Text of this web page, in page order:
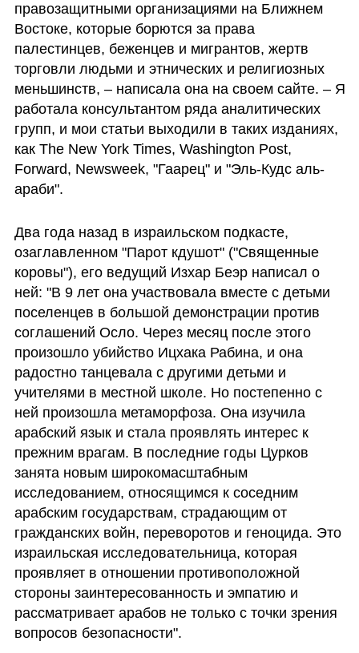
правозащитными организациями на Ближнем
Востоке, которые борются за права
палестинцев, беженцев и мигрантов, жертв
торговли людьми и этнических и религиозных
меньшинств, – написала она на своем сайте. – Я
работала консультантом ряда аналитических
групп, и мои статьи выходили в таких изданиях,
как The New York Times, Washington Post,
Forward, Newsweek, "Гаарец" и "Эль-Кудс аль-
араби".
Два года назад в израильском подкасте,
озаглавленном "Парот кдушот" ("Священные
коровы"), его ведущий Изхар Беэр написал о
ней: "В 9 лет она участвовала вместе с детьми
поселенцев в большой демонстрации против
соглашений Осло. Через месяц после этого
произошло убийство Ицхака Рабина, и она
радостно танцевала с другими детьми и
учителями в местной школе. Но постепенно с
ней произошла метаморфоза. Она изучила
арабский язык и стала проявлять интерес к
прежним врагам. В последние годы Цурков
занята новым широкомасштабным
исследованием, относящимся к соседним
арабским государствам, страдающим от
гражданских войн, переворотов и геноцида. Это
израильская исследовательница, которая
проявляет в отношении противоположной
стороны заинтересованность и эмпатию и
рассматривает арабов не только с точки зрения
вопросов безопасности".